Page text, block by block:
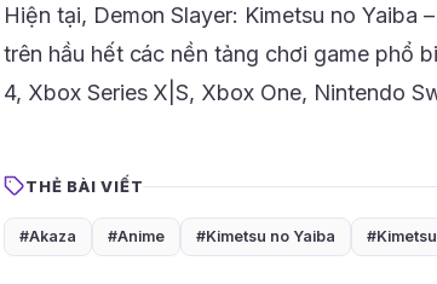
Hiện tại, Demon Slayer: Kimetsu no Yaiba
trên hầu hết các nền tảng chơi game phổ
4, Xbox Series X|S, Xbox One, Nintendo
THẺ BÀI VIẾT
#Akaza #Anime #Kimetsu no Yaiba